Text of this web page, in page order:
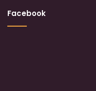
Facebook